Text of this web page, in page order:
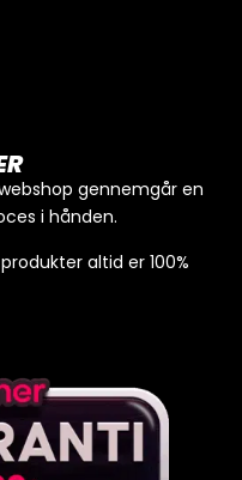
fragt gennemgår en
i hånden.
altid er 100%